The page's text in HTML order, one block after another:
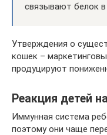
связывают белок в
Утверждения о
кошек –
продуцируют
Реакция детей
Иммунная система
поэтому они чаще